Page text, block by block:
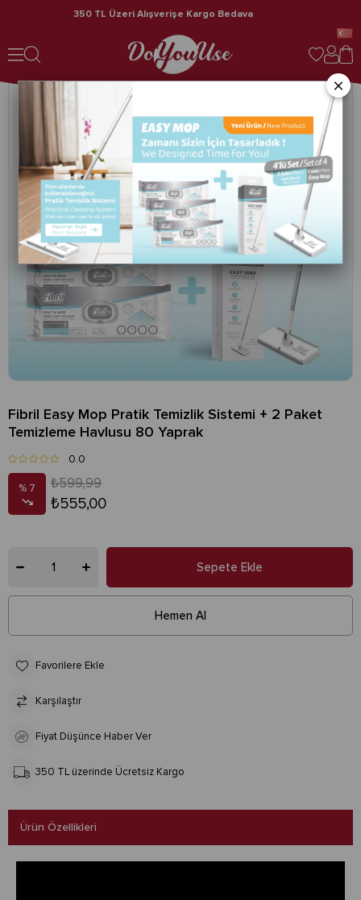
350 TL Üzeri Alışverişe Kargo Bedava
Fibril Easy Mop Pratik Temizlik Sistemi + 2 Paket
Temizleme Havlusu 80 Yaprak
0.0
7 ₺599,99
₺555,00
Favorilere Ekle
Karşılaştır
Fiyat Düşünce Haber Ver
350 TL üzerinde Ücretsiz Kargo
Ürün Özellikleri
×